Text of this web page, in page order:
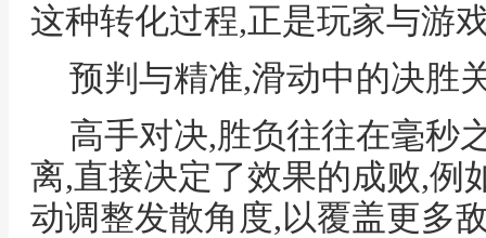
这种转化过程,正是玩家与游
预判与精准,滑动中的决胜
高手对决,胜负往往在毫秒
离,直接决定了效果的成败,例
动调整发散角度,以覆盖更多